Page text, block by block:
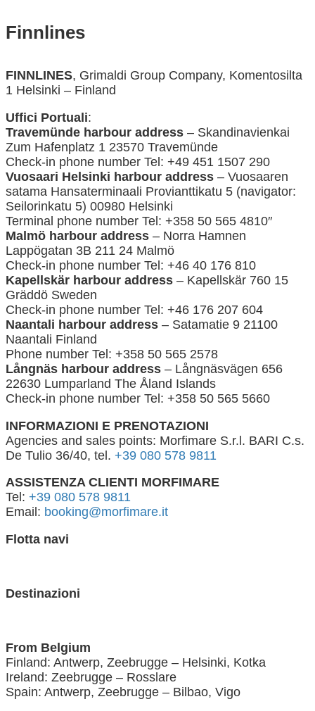
Finnlines
FINNLINES, Grimaldi Group Company, Komentosilta
1 Helsinki – Finland
Uffici Portuali:
Travemünde harbour address – Skandinavienkai
Zum Hafenplatz 1 23570 Travemünde
Check-in phone number Tel: +49 451 1507 290
Vuosaari Helsinki harbour address – Vuosaaren
satama Hansaterminaali Provianttikatu 5 (navigator:
Seilorinkatu 5) 00980 Helsinki
Terminal phone number Tel: +358 50 565 4810″
Malmö harbour address – Norra Hamnen
Lappögatan 3B 211 24 Malmö
Check-in phone number Tel: +46 40 176 810
Kapellskär harbour address – Kapellskär 760 15
Gräddö Sweden
Check-in phone number Tel: +46 176 207 604
Naantali harbour address – Satamatie 9 21100
Naantali Finland
Phone number Tel: +358 50 565 2578
Långnäs harbour address – Långnäsvägen 656
22630 Lumparland The Åland Islands
Check-in phone number Tel: +358 50 565 5660
INFORMAZIONI E PRENOTAZIONI
Agencies and sales points: Morfimare S.r.l. BARI C.s.
De Tulio 36/40, tel. +39 080 578 9811
ASSISTENZA CLIENTI MORFIMARE
Tel: +39 080 578 9811
Email: booking@morfimare.it
Flotta navi
Destinazioni
From Belgium
Finland: Antwerp, Zeebrugge – Helsinki, Kotka
Ireland: Zeebrugge – Rosslare
Spain: Antwerp, Zeebrugge – Bilbao, Vigo